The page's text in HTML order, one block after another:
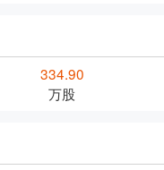
334.90
万股